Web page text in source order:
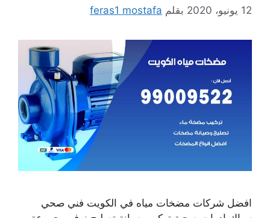
12 يونيو، 2020 بقلم feras1 mostafa
افضل شركات مضخات مياه في الكويت فني صحي